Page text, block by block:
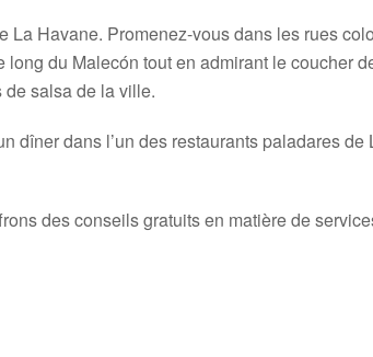
La Havane. Promenez-vous dans les rues
long du Malecón tout en admirant le coucher
de salsa de la ville.
dîner dans l’un des restaurants paladares
des conseils gratuits en matière de